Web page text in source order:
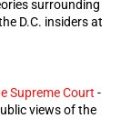
surrounding
D.C. insiders at
Supreme Court -
views of the